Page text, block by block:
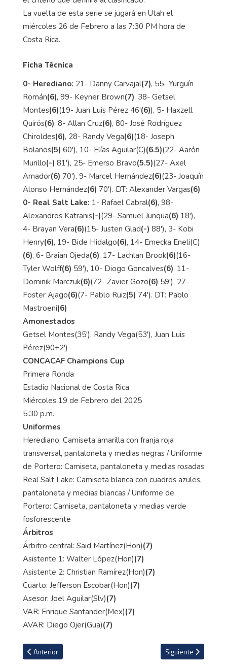
La vuelta de esta serie se jugará en Utah el
miércoles 26 de Febrero a las 7:30 PM hora de
Costa Rica.
Ficha Técnica
0- Herediano: 21- Danny Carvajal(7), 55- Yurguín
Román(6), 99- Keyner Brown(7), 38- Getsel
Montes(6)(19- Juan Luis Pérez 46'(6)), 5- Haxzell
Quirós(6), 8- Allan Cruz(6), 80- José Rodríguez
Chiroldes(6), 28- Randy Vega(6)(18- Joseph
Bolaños(5) 60'), 10- Elías Aguilar(C)(6.5)(22- Aarón
Murillo(-) 81'), 25- Emerso Bravo(5.5)(27- Axel
Amador(6) 70'), 9- Marcel Hernández(6)(23- Joaquín
Alonso Hernández(6) 70'). DT: Alexander Vargas(6)
0- Real Salt Lake: 1- Rafael Cabral(6), 98-
Alexandros Katranis(-)(29- Samuel Junqua(6) 18'),
4- Brayan Vera(6)(15- Justen Glad(-) 88'), 3- Kobi
Henry(6), 19- Bide Hidalgo(6), 14- Emecka Eneli(C)
(6), 6- Braian Ojeda(6), 17- Lachlan Brook(6)(16-
Tyler Wolff(6) 59'), 10- Diogo Goncalves(6), 11-
Dominik Marczuk(6)(72- Zavier Gozo(6) 59'), 27-
Foster Ajago(6)(7- Pablo Ruiz(5) 74'). DT: Pablo
Mastroeni(6)
Amonestados
Getsel Montes(35'), Randy Vega(53'), Juan Luis
Pérez(90+2')
CONCACAF Champions Cup
Primera Ronda
Estadio Nacional de Costa Rica
Miércoles 19 de Febrero del 2025
5:30 p.m.
Uniformes
Herediano: Camiseta amarilla con franja roja
transversal, pantaloneta y medias negras / Uniforme
de Portero: Camiseta, pantaloneta y medias rosadas
Real Salt Lake: Camiseta blanca con cuadros azules,
pantaloneta y medias blancas / Uniforme de
Portero: Camiseta, pantaloneta y medias verde
fosforescente
Árbitros
Árbitro central: Said Martínez(Hon)(7)
Asistente 1: Walter López(Hon)(7)
Asistente 2: Christian Ramírez(Hon)(7)
Cuarto: Jefferson Escobar(Hon)(7)
Asesor: Joel Aguilar(Slv)(7)
VAR: Enrique Santander(Mex)(7)
AVAR: Diego Ojer(Gua)(7)
Artículo anterior: Anuncian fecha en la que los audios del VAR
Anterior Artículo siguiente:
Siguiente